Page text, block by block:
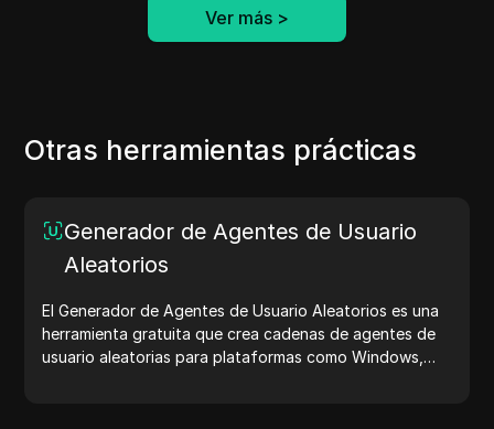
Ver más >
Otras herramientas prácticas
Generador de Agentes de Usuario
Aleatorios
El Generador de Agentes de Usuario Aleatorios es una
herramienta gratuita que crea cadenas de agentes de
usuario aleatorias para plataformas como Windows,